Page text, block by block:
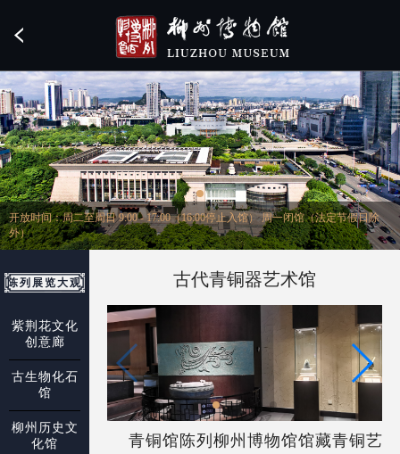
开放时间：周二至周日 9:00 - 17:00（16:00停止入馆） 周一闭馆（法定节假日除
外）
陈列展览大观
紫荆花文化
创意廊
古生物化石
馆
柳州历史文
化馆
古代青铜器艺术馆
青铜馆陈列柳州博物馆馆藏青铜艺